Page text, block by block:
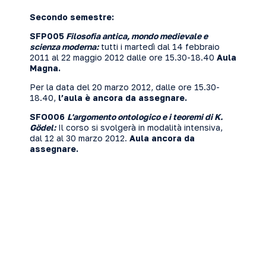
Secondo semestre:
SFP005 Filosofia antica, mondo medievale e
scienza moderna:tutti i martedì dal 14 febbraio
2011 al 22 maggio 2012 dalle ore 15.30-18.40 Aula
Magna.
Per la data del 20 marzo 2012, dalle ore 15.30-
18.40, l’aula è ancora da assegnare.
SFO006 L'argomento ontologico e i teoremi di K.
Gödel: Il corso si svolgerà in modalità intensiva,
dal 12 al 30 marzo 2012. Aula ancora da
assegnare.